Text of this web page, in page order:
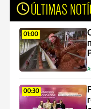
ÚLTIMAS
01:00
00:30